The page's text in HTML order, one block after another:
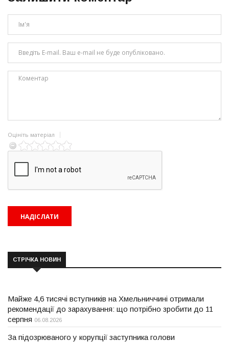
Оцініть матеріал
СТРІЧКА НОВИН
Майже 4,6 тисячі вступників на Хмельниччині отримали
рекомендації до зарахування: що потрібно зробити до 11
серпня 06.08.2026
За підозрюваного у корупції заступника голови